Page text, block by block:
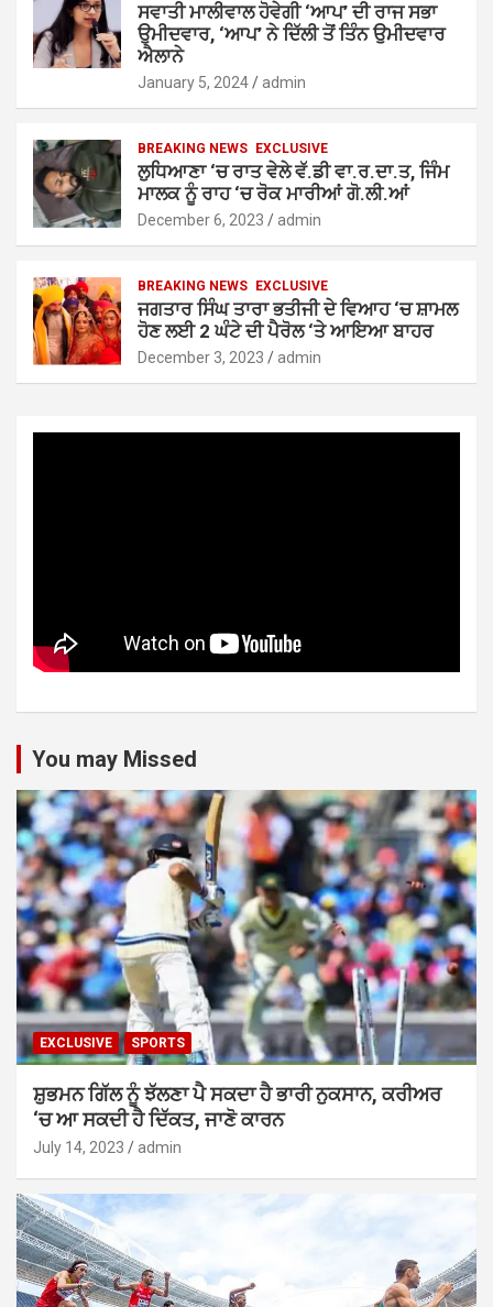
ਸਵਾਤੀ ਮਾਲੀਵਾਲ ਹੋਵੇਗੀ ‘ਆਪ’ ਦੀ ਰਾਜ ਸਭਾ
ਉਮੀਦਵਾਰ, ‘ਆਪ’ ਨੇ ਦਿੱਲੀ ਤੋਂ ਤਿੰਨ ਉਮੀਦਵਾਰ
ਐਲਾਨੇ
January 5, 2024 admin
BREAKING NEWS EXCLUSIVE
ਲੁਧਿਆਣਾ ‘ਚ ਰਾਤ ਵੇਲੇ ਵੱ.ਡੀ ਵਾ.ਰ.ਦਾ.ਤ, ਜਿੰਮ
ਮਾਲਕ ਨੂੰ ਰਾਹ ‘ਚ ਰੋਕ ਮਾਰੀਆਂ ਗੋ.ਲੀ.ਆਂ
December 6, 2023 admin
BREAKING NEWS EXCLUSIVE
ਜਗਤਾਰ ਸਿੰਘ ਤਾਰਾ ਭਤੀਜੀ ਦੇ ਵਿਆਹ ‘ਚ ਸ਼ਾਮਲ
ਹੋਣ ਲਈ 2 ਘੰਟੇ ਦੀ ਪੈਰੋਲ ‘ਤੇ ਆਇਆ ਬਾਹਰ
December 3, 2023 admin
You may Missed
EXCLUSIVE SPORTS
ਸ਼ੁਭਮਨ ਗਿੱਲ ਨੂੰ ਝੱਲਣਾ ਪੈ ਸਕਦਾ ਹੈ ਭਾਰੀ ਨੁਕਸਾਨ, ਕਰੀਅਰ
‘ਚ ਆ ਸਕਦੀ ਹੈ ਦਿੱਕਤ, ਜਾਣੋ ਕਾਰਨ
July 14, 2023 admin